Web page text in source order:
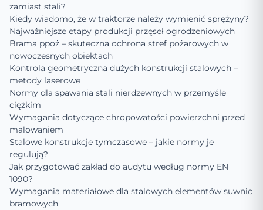
zamiast stali?
Kiedy wiadomo, że w traktorze należy wymienić sprężyny?
Najważniejsze etapy produkcji przęseł ogrodzeniowych
Brama ppoż – skuteczna ochrona stref pożarowych w
nowoczesnych obiektach
Kontrola geometryczna dużych konstrukcji stalowych –
metody laserowe
Normy dla spawania stali nierdzewnych w przemyśle
ciężkim
Wymagania dotyczące chropowatości powierzchni przed
malowaniem
Stalowe konstrukcje tymczasowe – jakie normy je
regulują?
Jak przygotować zakład do audytu według normy EN
1090?
Wymagania materiałowe dla stalowych elementów suwnic
bramowych